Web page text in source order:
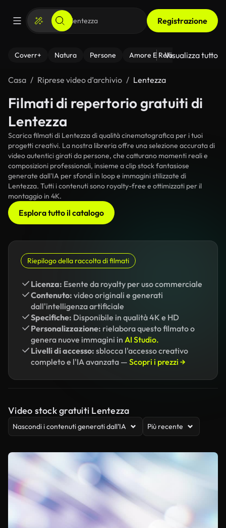
Registrazione
Coverr+ Natura Persone Amore E Relazioni Il
Visualizza tutto
Casa Riprese video d’archivio Lentezza
Filmati di repertorio gratuiti di
Lentezza
Scarica filmati di Lentezza di qualità cinematografica per i tuoi
progetti creativi. La nostra libreria offre una selezione accurata di
video autentici girati da persone, che catturano momenti reali e
composizioni professionali, insieme a clip stock fantasiose
generate dall'IA per sfondi in loop e immagini stilizzate di
Lentezza. Tutti i contenuti sono royalty-free e ottimizzati per il
montaggio in 4K.
Esplora tutto il catalogo
Riepilogo della raccolta di filmati
Licenza: Esente da royalty per uso commerciale
Contenuto: video originali e generati
dall'intelligenza artificiale
Specifiche: Disponibile in qualità 4K e HD
Personalizzazione: rielabora questo filmato o
genera nuove immagini in AI Studio.
Livelli di accesso: sblocca l'accesso creativo
completo e l'IA avanzata — Scopri i prezzi →
Video stock gratuiti Lentezza
Nascondi i contenuti generati dall’IA Più recente